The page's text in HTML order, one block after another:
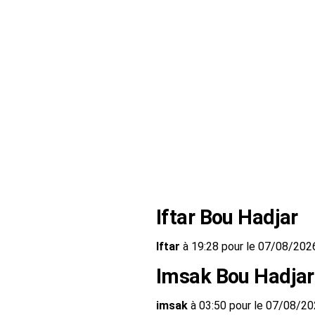
Iftar Bou Hadjar
Iftar à 19:28 pour le 07/08/
Imsak Bou Hadjar
imsak à 03:50 pour le 07/08/